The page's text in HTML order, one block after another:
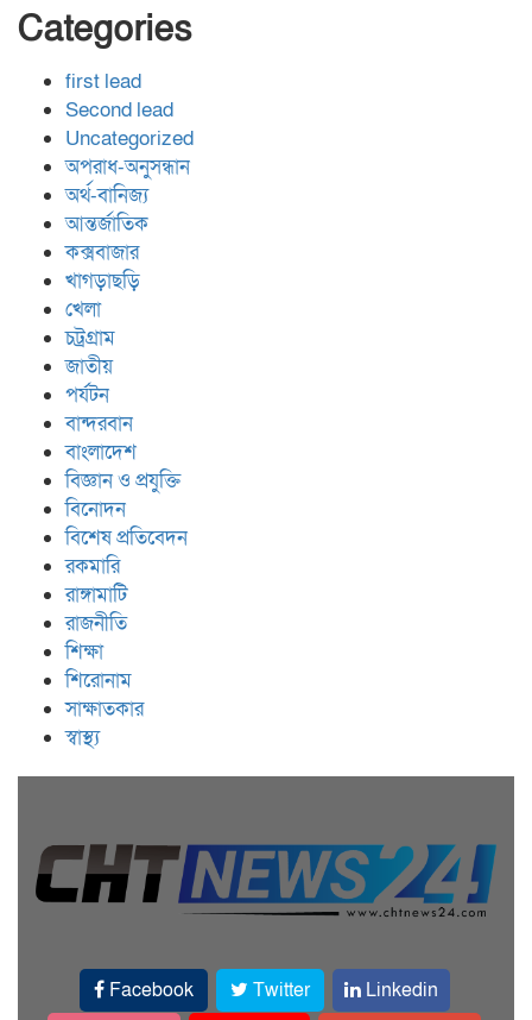
Categories
first lead
Second lead
Uncategorized
অপরাধ-অনুসন্ধান
অর্থ-বানিজ্য
আন্তর্জাতিক
কক্সবাজার
খাগড়াছড়ি
খেলা
চট্রগ্রাম
জাতীয়
পর্যটন
বান্দরবান
বাংলাদেশ
বিজ্ঞান ও প্রযুক্তি
বিনোদন
বিশেষ প্রতিবেদন
রকমারি
রাঙ্গামাটি
রাজনীতি
শিক্ষা
শিরোনাম
সাক্ষাতকার
স্বাস্থ্য
Facebook Twitter Linkedin